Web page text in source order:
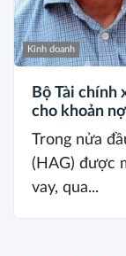
Kinh doanh
Bộ Tài chính
cho khoản
Trong nửa
(HAG) được
vay, qua...